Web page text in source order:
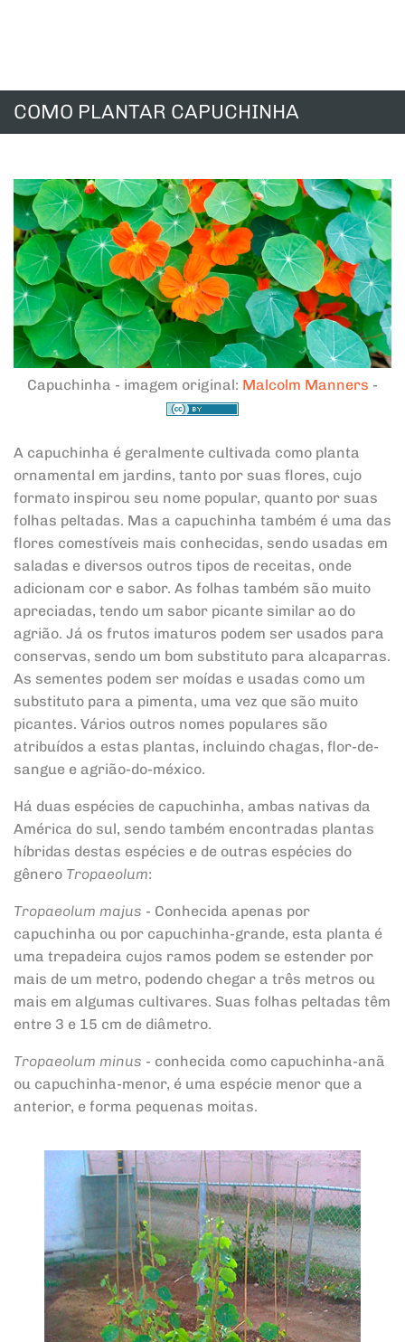
COMO PLANTAR CAPUCHINHA
Capuchinha - imagem original: Malcolm Manners -
A capuchinha é geralmente cultivada como planta
ornamental em jardins, tanto por suas flores, cujo
formato inspirou seu nome popular, quanto por suas
folhas peltadas. Mas a capuchinha também é uma das
flores comestíveis mais conhecidas, sendo usadas em
saladas e diversos outros tipos de receitas, onde
adicionam cor e sabor. As folhas também são muito
apreciadas, tendo um sabor picante similar ao do
agrião. Já os frutos imaturos podem ser usados para
conservas, sendo um bom substituto para alcaparras.
As sementes podem ser moídas e usadas como um
substituto para a pimenta, uma vez que são muito
picantes. Vários outros nomes populares são
atribuídos a estas plantas, incluindo chagas, flor-de-
sangue e agrião-do-méxico.
Há duas espécies de capuchinha, ambas nativas da
América do sul, sendo também encontradas plantas
híbridas destas espécies e de outras espécies do
gênero Tropaeolum:
Tropaeolum majus - Conhecida apenas por
capuchinha ou por capuchinha-grande, esta planta é
uma trepadeira cujos ramos podem se estender por
mais de um metro, podendo chegar a três metros ou
mais em algumas cultivares. Suas folhas peltadas têm
entre 3 e 15 cm de diâmetro.
Tropaeolum minus - conhecida como capuchinha-anã
ou capuchinha-menor, é uma espécie menor que a
anterior, e forma pequenas moitas.